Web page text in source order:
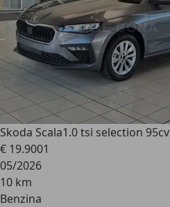
Skoda Scala1.0 tsi selection 95cv
€ 19.9001
05/2026
10 km
Benzina